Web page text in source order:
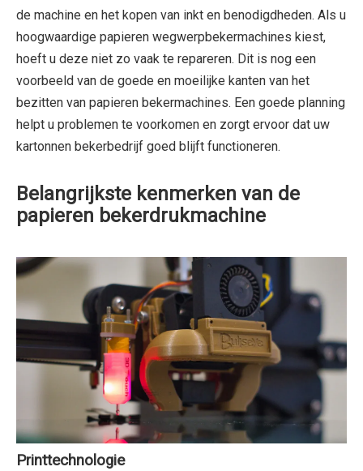
de machine en het kopen van inkt en benodigdheden. Als u
hoogwaardige papieren wegwerpbekermachines kiest,
hoeft u deze niet zo vaak te repareren. Dit is nog een
voorbeeld van de goede en moeilijke kanten van het
bezitten van papieren bekermachines. Een goede planning
helpt u problemen te voorkomen en zorgt ervoor dat uw
kartonnen bekerbedrijf goed blijft functioneren.
Belangrijkste kenmerken van de
papieren bekerdrukmachine
Printtechnologie